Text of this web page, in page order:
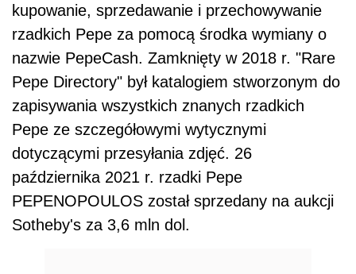
kupowanie, sprzedawanie i przechowywanie
rzadkich Pepe za pomocą środka wymiany o
nazwie PepeCash. Zamknięty w 2018 r. "Rare
Pepe Directory" był katalogiem stworzonym do
zapisywania wszystkich znanych rzadkich
Pepe ze szczegółowymi wytycznymi
dotyczącymi przesyłania zdjęć. 26
października 2021 r. rzadki Pepe
PEPENOPOULOS został sprzedany na aukcji
Sotheby's za 3,6 mln dol.